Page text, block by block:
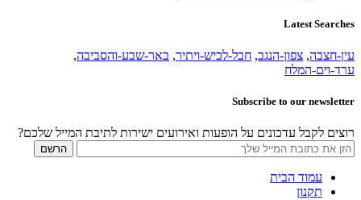
Latest Searches
עין-חצבה, צפון-הנגב, חבל-לכיש-ויתיר, באר-שבע-והסביבה,
ערד-וים-המלח
Subscribe to our newsletter
רוצים לקבל עדכונים על הופעות ואירועים ישירות לתיבת המייל שלכם?
עמוד הבית
תקנון